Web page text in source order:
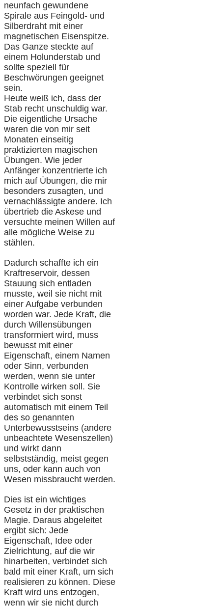
neunfach gewundene
Spirale aus Feingold- und
Silberdraht mit einer
magnetischen Eisenspitze.
Das Ganze steckte auf
einem Holunderstab und
sollte speziell für
Beschwörungen geeignet
sein.
Heute weiß ich, dass der
Stab recht unschuldig war.
Die eigentliche Ursache
waren die von mir seit
Monaten einseitig
praktizierten magischen
Übungen. Wie jeder
Anfänger konzentrierte ich
mich auf Übungen, die mir
besonders zusagten, und
vernachlässigte andere. Ich
übertrieb die Askese und
versuchte meinen Willen auf
alle mögliche Weise zu
stählen.
Dadurch schaffte ich ein
Kraftreservoir, dessen
Stauung sich entladen
musste, weil sie nicht mit
einer Aufgabe verbunden
worden war. Jede Kraft, die
durch Willensübungen
transformiert wird, muss
bewusst mit einer
Eigenschaft, einem Namen
oder Sinn, verbunden
werden, wenn sie unter
Kontrolle wirken soll. Sie
verbindet sich sonst
automatisch mit einem Teil
des so genannten
Unterbewusstseins (andere
unbeachtete Wesenszellen)
und wirkt dann
selbstständig, meist gegen
uns, oder kann auch von
Wesen missbraucht werden.
Dies ist ein wichtiges
Gesetz in der praktischen
Magie. Daraus abgeleitet
ergibt sich: Jede
Eigenschaft, Idee oder
Zielrichtung, auf die wir
hinarbeiten, verbindet sich
bald mit einer Kraft, um sich
realisieren zu können. Diese
Kraft wird uns entzogen,
wenn wir sie nicht durch